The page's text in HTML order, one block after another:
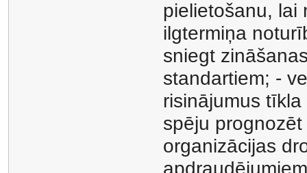
pielietošanu, lai
ilgtermiņa
sniegt
standartiem; -
risinājumus
spēju
organizācijas